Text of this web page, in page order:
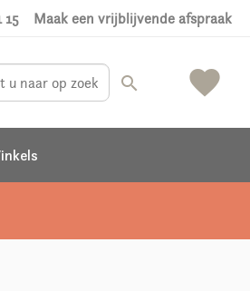
15 Maak een vrijblijvende afspraak
favorite
search